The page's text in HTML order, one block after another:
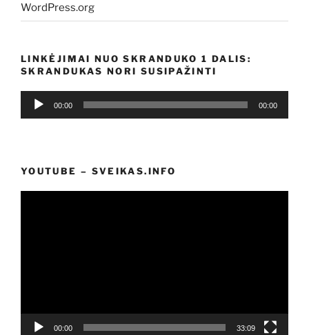
WordPress.org
LINKĖJIMAI NUO SKRANDUKO 1 DALIS:
SKRANDUKAS NORI SUSIPAŽINTI
Audio
00:00 00:00
YOUTUBE – SVEIKAS.INFO
00:00 33:09